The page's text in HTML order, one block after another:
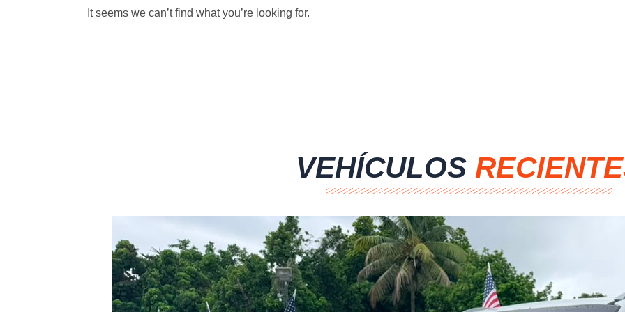
It seems we can’t find what you’re looking for.
VEHÍCULOS